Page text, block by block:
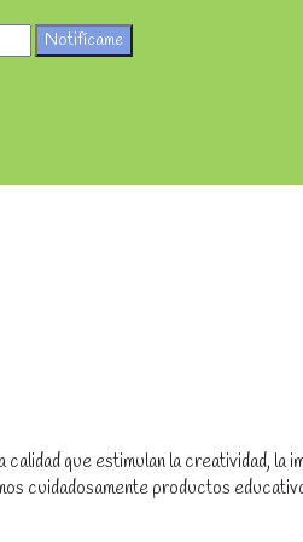
Notifícame
que estimulan la creatividad, la
cuidadosamente productos